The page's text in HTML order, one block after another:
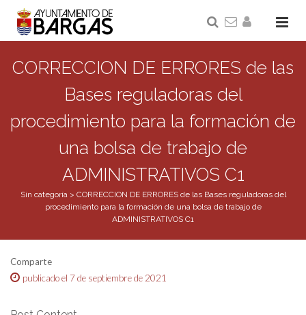
CORRECCION DE ERRORES de las
Bases reguladoras del
procedimiento para la formación de
una bolsa de trabajo de
ADMINISTRATIVOS C1
Sin categoría> CORRECCION DE ERRORES de las Bases reguladoras del
procedimiento para la formación de una bolsa de trabajo de
ADMINISTRATIVOS C1
Comparte
publicado el 7 de septiembre de 2021